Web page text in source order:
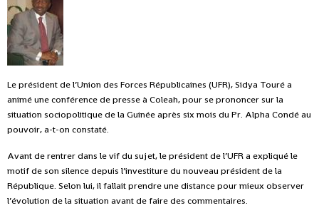
Le président de l’Union des Forces Républicaines (UFR), Sidya Touré a
animé une conférence de presse à Coleah, pour se prononcer sur la
situation sociopolitique de la Guinée après six mois du Pr. Alpha Condé au
pouvoir, a-t-on constaté.
Avant de rentrer dans le vif du sujet, le président de l’UFR a expliqué le
motif de son silence depuis l’investiture du nouveau président de la
République. Selon lui, il fallait prendre une distance pour mieux observer
l’évolution de la situation avant de faire des commentaires.